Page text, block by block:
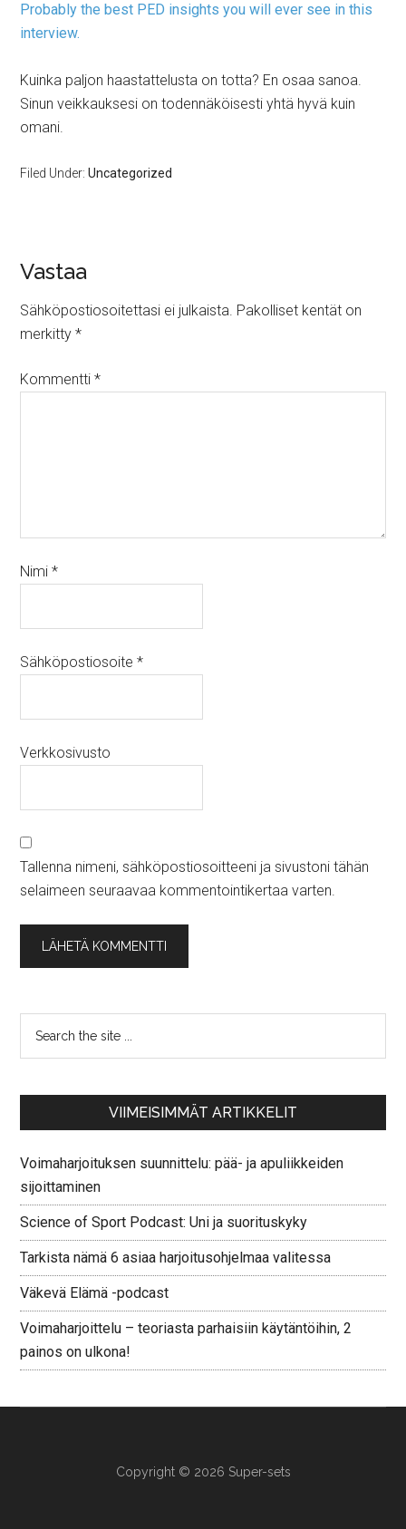
Probably the best PED insights you will ever see in this
interview.
Kuinka paljon haastattelusta on totta? En osaa sanoa.
Sinun veikkauksesi on todennäköisesti yhtä hyvä kuin
omani.
Filed Under:Uncategorized
Vastaa
Sähköpostiosoitettasi ei julkaista. Pakolliset kentät on
merkitty*
Kommentti*
Nimi*
Sähköpostiosoite*
Verkkosivusto
Tallenna nimeni, sähköpostiosoitteeni ja sivustoni tähän
selaimeen seuraavaa kommentointikertaa varten.
VIIMEISIMMÄT ARTIKKELIT
Voimaharjoituksen suunnittelu: pää- ja apuliikkeiden
sijoittaminen
Science of Sport Podcast: Uni ja suorituskyky
Tarkista nämä 6 asiaa harjoitusohjelmaa valitessa
Väkevä Elämä -podcast
Voimaharjoittelu – teoriasta parhaisiin käytäntöihin, 2
painos on ulkona!
Copyright © 2026 Super-sets